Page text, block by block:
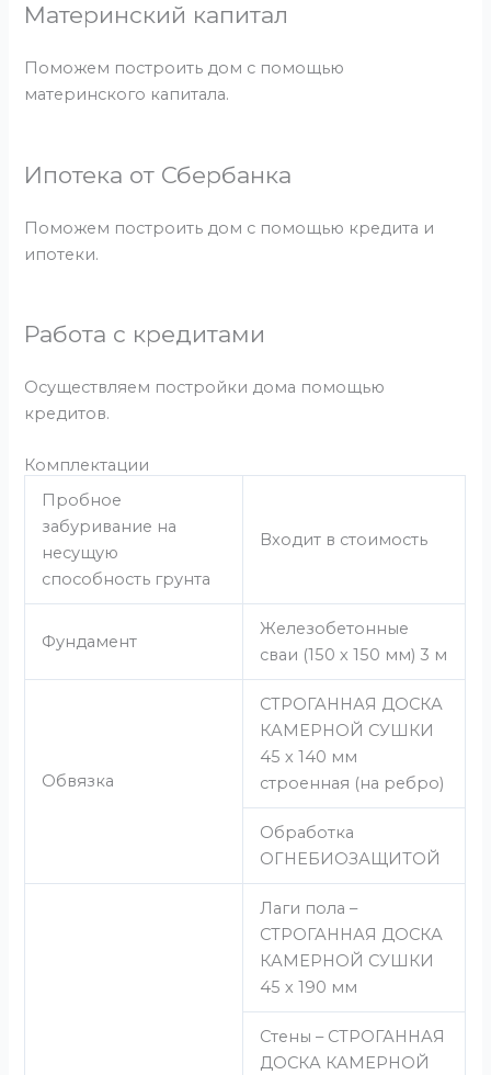
Материнский капитал
Поможем построить дом с помощью
материнского капитала.
Ипотека от Сбербанка
Поможем построить дом с помощью кредита и
ипотеки.
Работа с кредитами
Осуществляем постройки дома помощью
кредитов.
Комплектации
Пробное
забуривание на
несущую
способность грунта
Входит в стоимость
Фундамент
Железобетонные
сваи (150 х 150 мм) 3 м
Обвязка
СТРОГАННАЯ ДОСКА
КАМЕРНОЙ СУШКИ
45 х 140 мм
строенная (на ребро)
Обработка
ОГНЕБИОЗАЩИТОЙ
Лаги пола –
СТРОГАННАЯ ДОСКА
КАМЕРНОЙ СУШКИ
45 х 190 мм
Стены – СТРОГАННАЯ
ДОСКА КАМЕРНОЙ